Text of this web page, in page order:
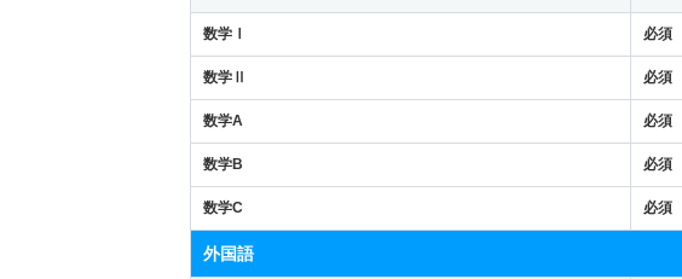
数学Ⅰ 必須
数学Ⅱ 必須
数学A 必須
数学B 必須
数学C 必須
外国語